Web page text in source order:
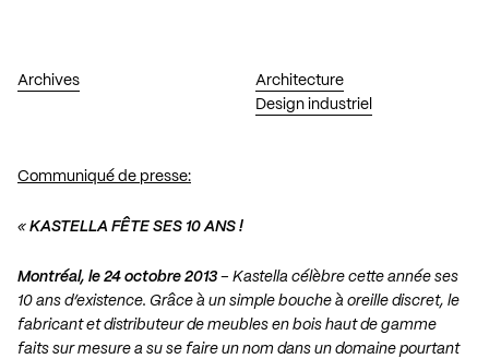
Archives
Architecture
Design industriel
Communiqué de presse:
« KASTELLA FÊTE SES 10 ANS !
Montréal, le 24 octobre 2013 – Kastella célèbre cette année ses
10 ans d’existence. Grâce à un simple bouche à oreille discret, le
fabricant et distributeur de meubles en bois haut de gamme
faits sur mesure a su se faire un nom dans un domaine pourtant